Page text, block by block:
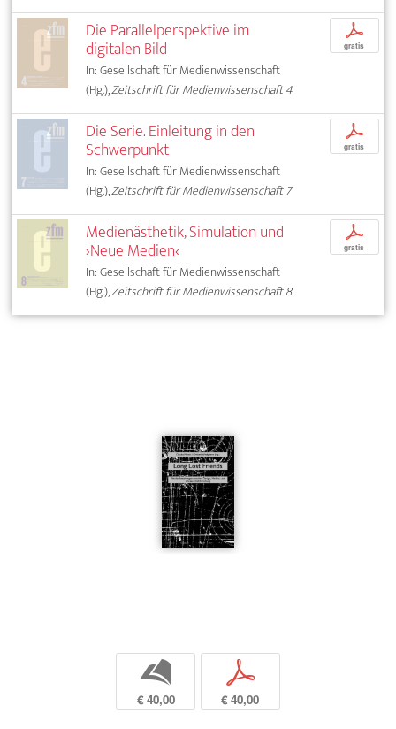
Die Parallelperspektive im
digitalen Bild
In: Gesellschaft für Medienwissenschaft
(Hg.),Zeitschrift für Medienwissenschaft 4
p
gratis
Die Serie. Einleitung in den
Schwerpunkt
In: Gesellschaft für Medienwissenschaft
(Hg.),Zeitschrift für Medienwissenschaft 7
p
gratis
Medienästhetik, Simulation und
›Neue Medien‹
In: Gesellschaft für Medienwissenschaft
(Hg.),Zeitschrift für Medienwissenschaft 8
p
gratis
b
€ 40,00
p
€ 40,00